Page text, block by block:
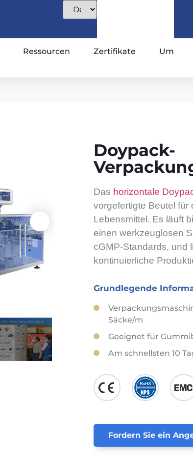
Ressourcen Zertifikate Um
Doypack-
Das horizontale
vorgefertigte Beutel für
Lebensmittel. Es läuft
einen werkzeuglosen
cGMP-Standards, und
kontinuierliche
Grundlegende
Säcke/m
Geeignet für
Am schnellsten 10
Fordern Sie ein